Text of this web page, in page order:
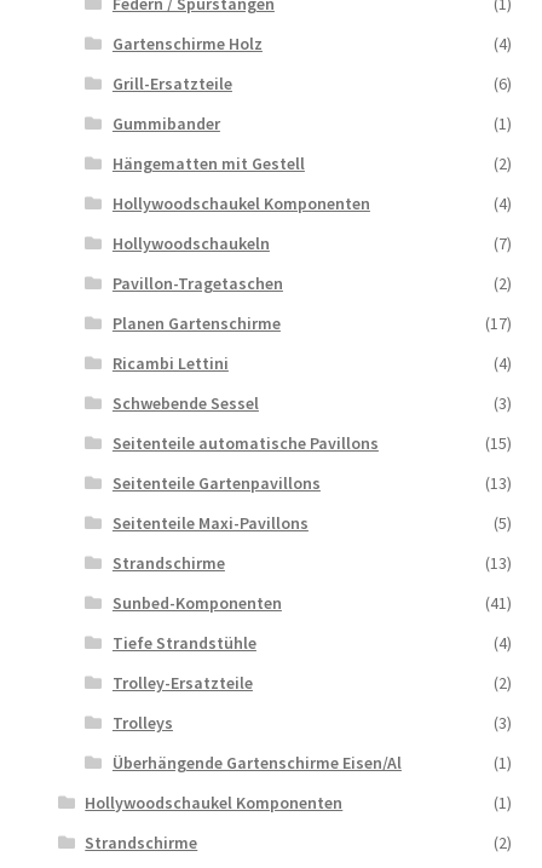
Gartenschirme Holz
(4)
Grill-Ersatzteile
(6)
Gummibander
(1)
Hängematten mit Gestell
(2)
Hollywoodschaukel Komponenten
(4)
Hollywoodschaukeln
(7)
Pavillon-Tragetaschen
(2)
Planen Gartenschirme
(17)
Ricambi Lettini
(4)
Schwebende Sessel
(3)
Seitenteile automatische Pavillons
(15)
Seitenteile Gartenpavillons
(13)
Seitenteile Maxi-Pavillons
(5)
Strandschirme
(13)
Sunbed-Komponenten
(41)
Tiefe Strandstühle
(4)
Trolley-Ersatzteile
(2)
Trolleys
(3)
Überhängende Gartenschirme Eisen/Al
(1)
Hollywoodschaukel Komponenten
(1)
Strandschirme
(2)